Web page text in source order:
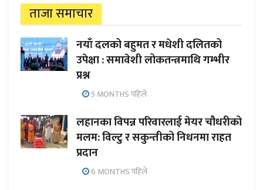
ताजा समाचार
नयाँ दलको बहुमत र मधेशी दलितको
उपेक्षा : समावेशी लोकतन्त्रमाथि गम्भीर
प्रश्न
5 MONTHS पहिले
लहानका विपन्न परिवारलाई मेयर चौधरीको
मलम: विल्टु र सकुन्तीको निधनमा राहत
प्रदान
6 MONTHS पहिले